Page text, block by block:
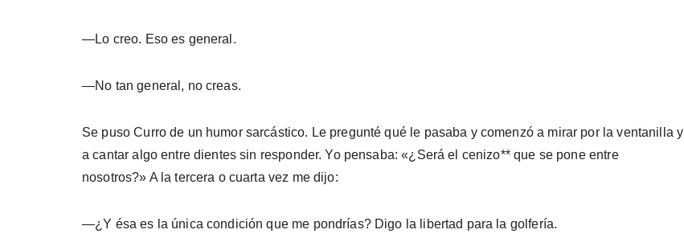
—Lo creo. Eso es general.
—No tan general, no creas.
Se puso Curro de un humor sarcástico. Le pre­gunté qué le pasaba y comenzó a mirar por la ventanilla y
a cantar algo entre dientes sin res­ponder. Yo pensaba: «¿Será el cenizo** que se pone entre
nosotros?» A la tercera o cuarta vez me dijo:
—¿Y ésa es la única condición que me pon­drías? Digo la libertad para la golfería.